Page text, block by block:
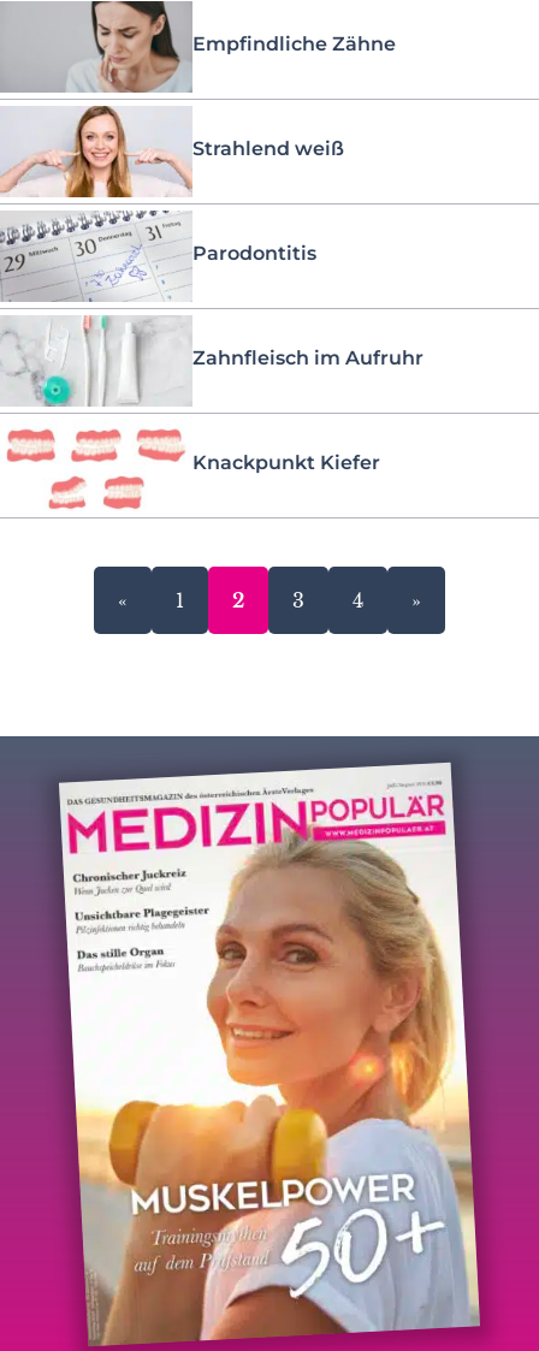
Empfindliche Zähne
Strahlend weiß
Parodontitis
Zahnfleisch im Aufruhr
Knackpunkt Kiefer
« 1 2 3 4 »